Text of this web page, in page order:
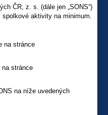
ČR, z. s. (dále jen „SONS“)
aktivity na minimum.
na stránce
na stránce
na níže uvedených